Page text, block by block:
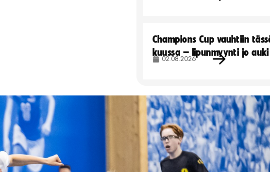
Champions Cup vauhtiin
kuussa – lipunmyynti jo auki
02.08.2026